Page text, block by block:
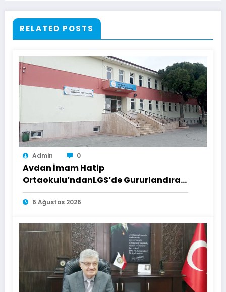
RELATED POSTS
Admin 0
Avdan İmam Hatip
Ortaokulu’ndanLGS’de Gururlandıran
Başarı
6 Ağustos 2026